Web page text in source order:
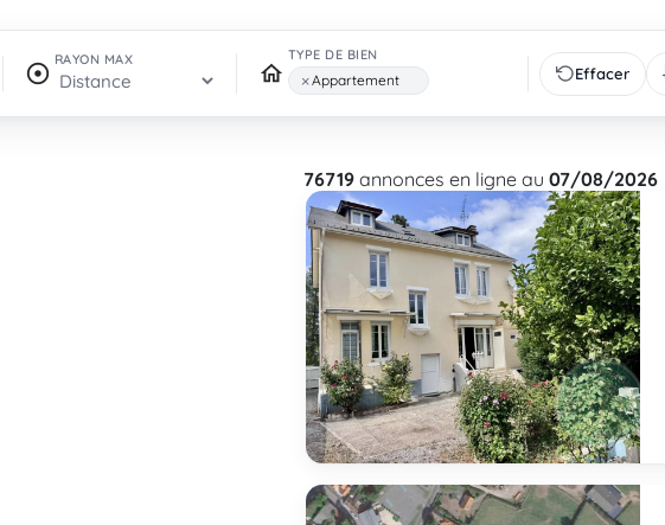
RAYON MAX TYPE DE BIEN
×Appartement Effacer
76719 annonces en ligne au07/08/2026